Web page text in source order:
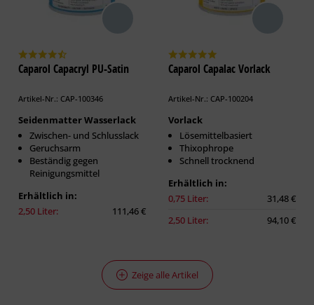
Caparol Capacryl PU-Satin
Artikel-Nr.: CAP-100346
Seidenmatter Wasserlack
Zwischen- und Schlusslack
Geruchsarm
Beständig gegen
Reinigungsmittel
Erhältlich in:
2,50 Liter:
111,46 €
Caparol Capalac Vorlack
Artikel-Nr.: CAP-100204
Vorlack
Lösemittelbasiert
Thixophrope
Schnell trocknend
Erhältlich in:
0,75 Liter:
31,48 €
2,50 Liter:
94,10 €
Zeige alle Artikel